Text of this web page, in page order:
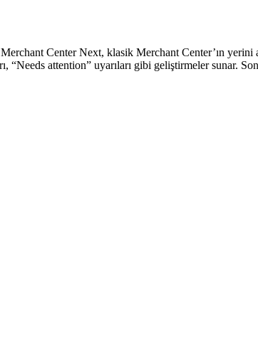
Center Next, klasik Merchant Center’ın
“Needs attention” uyarıları gibi geliştirmeler sunar.